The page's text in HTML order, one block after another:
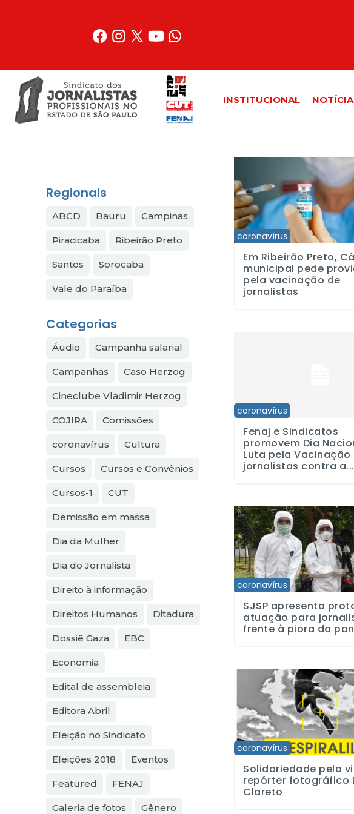
INSTITUCIONAL
Regionais
ABCD Bauru Campinas
Piracicaba Ribeirão Preto
Santos Sorocaba
Vale do Paraíba
Categorias
Áudio Campanha salarial
Campanhas Caso Herzog
Cineclube Vladimir Herzog
COJIRA Comissões
coronavírus Cultura
Cursos Cursos e Convênios
Cursos-1 CUT
Demissão em massa
Dia da Mulher
Dia do Jornalista
Direito à informação
Direitos Humanos Ditadura
Dossiê Gaza EBC
Economia
Edital de assembleia
Editora Abril
Eleição no Sindicato
Eleições 2018 Eventos
Featured FENAJ
Galeria de fotos Gênero
coronavírus
Em Ribeirão Preto, Câmara
Em Ribeirão Preto,
municipal pede
pela vacinação de
jornalistas
coronavírus
Fenaj e Sindicatos
promovem Dia
Luta pela Vacinação
jornalistas contra a...
coronavírus
SJSP apresenta protocolo de
SJSP apresenta
atuação para
frente à piora da
coronavírus
Solidariedade pela vida do
Solidariedade pela
repórter fotográfico
Clareto